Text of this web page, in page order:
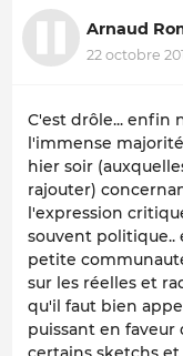
Arnaud
22 octobre
C'est drôle... enfin
l'immense
hier soir
rajouter)
l'expression
souvent politique..
petite
sur les réelles et
qu'il faut bien
puissant en faveur